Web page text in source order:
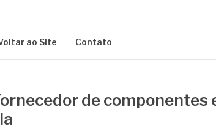
ao Site Contato
de componentes